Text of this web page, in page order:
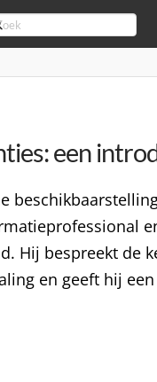
een
Hij bespreekt de
en geeft hij